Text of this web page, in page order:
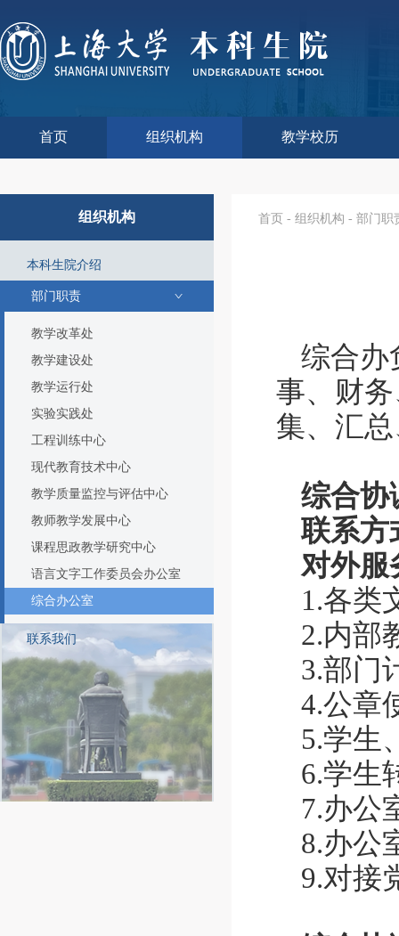
首页 组织机构 教学校历
组织机构
本科生院介绍
部门职责
教学改革处
教学建设处
教学运行处
实验实践处
工程训练中心
现代教育技术中心
教学质量监控与评估中心
教师教学发展中心
课程思政教学研究中心
语言文字工作委员会办公室
综合办公室
联系我们
首页 - 组织机构 - 部门职
综合办
事、财
集、汇
综合协
联系方
对外服
1.各类
2.内部
3.部门
4.公章
5.学生
6.学生
7.办公
8.办公
9.对接